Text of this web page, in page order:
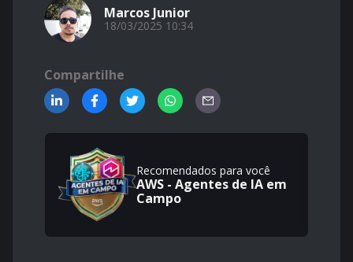
Marcos Junior
18/03/2025 10:34
Compartilhe
Recomendados para você
AWS - Agentes de IA em
Campo